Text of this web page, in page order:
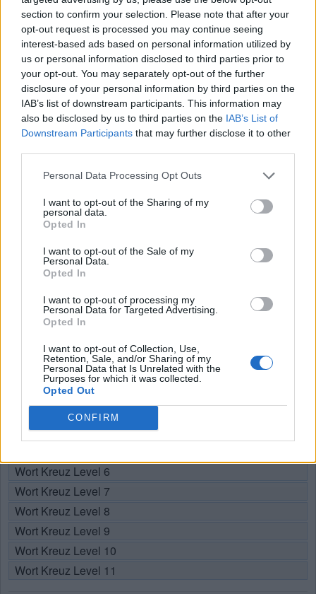
section to confirm your selection. Please note that after your
opt-out request is processed you may continue seeing
interest-based ads based on personal information utilized by
us or personal information disclosed to third parties prior to
your opt-out. You may separately opt-out of the further
disclosure of your personal information by third parties on the
IAB’s list of downstream participants. This information may
also be disclosed by us to third parties on the IAB’s List of
Downstream Participants that may further disclose it to other
Personal Data Processing Opt Outs
I want to opt-out of the Sharing of my
personal data.
Opted In
I want to opt-out of the Sale of my
Personal Data.
Opted In
I want to opt-out of processing my
Personal Data for Targeted Advertising.
Opted In
I want to opt-out of Collection, Use,
Retention, Sale, and/or Sharing of my
Personal Data that Is Unrelated with the
Purposes for which it was collected.
Opted Out
CONFIRM
mit Ihrer Freundesliste, mehr Spieler bedeutet mehr Umsatz
für den Entwickler, also helfen Sie ihm zu wachsen.
Suche nach Buchstaben.
Geben Sie alle Buchstaben
des Puzzles ein:
Suche
nach
Buchstaben.
Puzzles
Wählen Sie Ihr Puzzle aus:
Puzzle nicht gefunden.
Hier können Sie nach Ihrer Antwort anhand der
Levelnummer suchen, aber wir empfehlen Ihnen, die Suche
nach Buchstaben zu verwenden.
Wählen Sie Ihr Level:
Wort Kreuz Level 1
Wort Kreuz Level 2
Wort Kreuz Level 3
Wort Kreuz Level 4
Wort Kreuz Level 6
Wort Kreuz Level 7
Wort Kreuz Level 8
Wort Kreuz Level 9
Wort Kreuz Level 10
Wort Kreuz Level 11